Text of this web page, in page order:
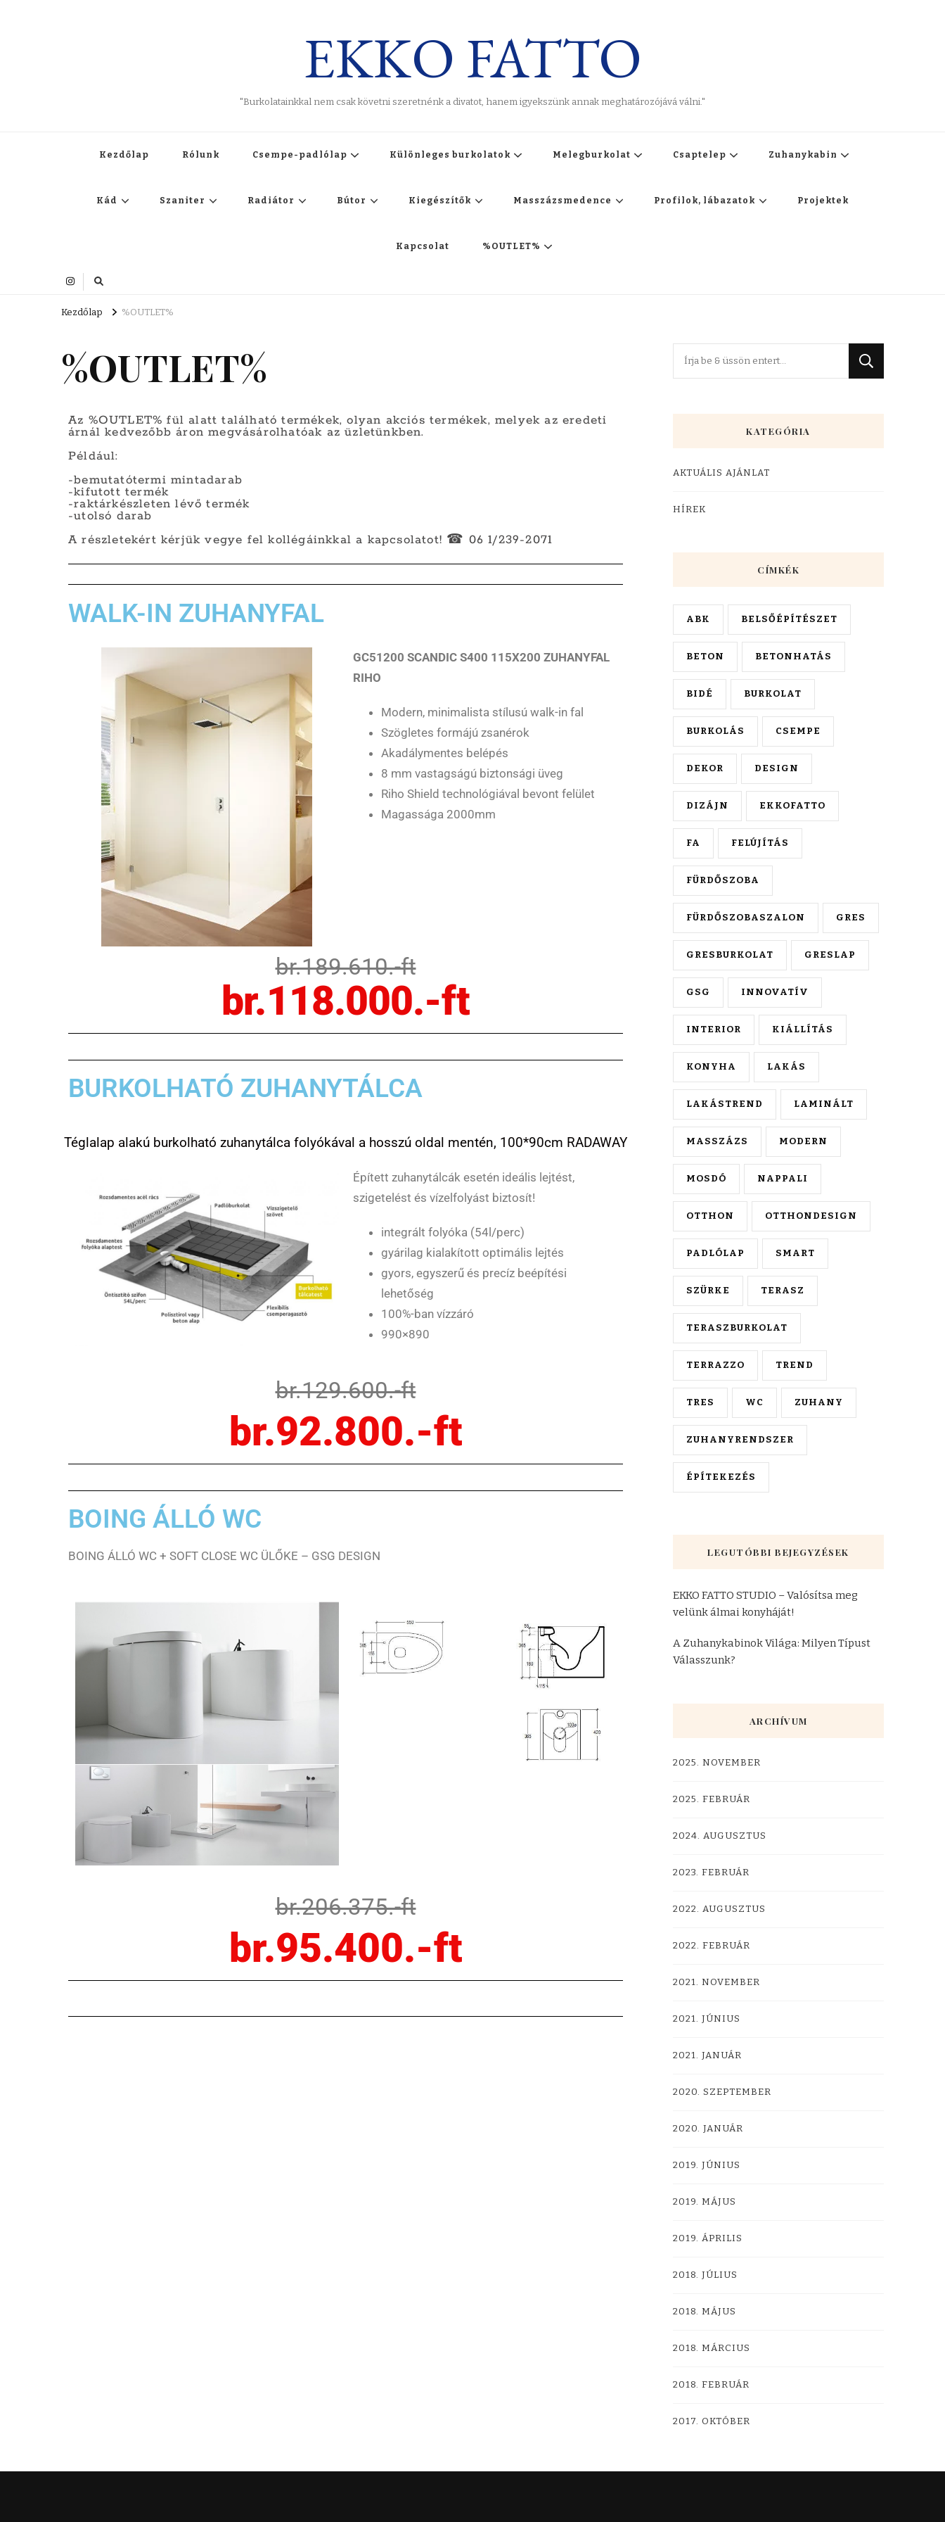
EKKO FATTO
"Burkolatainkkal nem csak követni szeretnénk a divatot, hanem igyekszünk annak meghatározójává válni."
Kezdőlap Rólunk Csempe-padlólap Különleges burkolatok Melegburkolat Csaptelep Zuhanykabin
Kád Szaniter Radiátor Bútor Kiegészítők Masszázsmedence Profilok, lábazatok Projektek
Kapcsolat %OUTLET%
Kezdőlap %OUTLET%
%OUTLET%
Az %OUTLET% fül alatt található termékek, olyan akciós termékek, melyek az eredeti
árnál kedvezőbb áron megvásárolhatóak az üzletünkben.
Például:
-bemutatótermi mintadarab
-kifutott termék
-raktárkészleten lévő termék
-utolsó darab
A részletekért kérjük vegye fel kollégáinkkal a kapcsolatot! ☎ 06 1/239-2071
WALK-IN ZUHANYFAL
GC51200 SCANDIC S400 115X200 ZUHANYFAL
RIHO
Modern, minimalista stílusú walk-in fal
Szögletes formájú zsanérok
Akadálymentes belépés
8 mm vastagságú biztonsági üveg
Riho Shield technológiával bevont felület
Magassága 2000mm
br.189.610.-ft
br.118.000.-ft
BURKOLHATÓ ZUHANYTÁLCA
Téglalap alakú burkolható zuhanytálca folyókával a hosszú oldal mentén, 100*90cm RADAWAY
Épített zuhanytálcák esetén ideális lejtést,
szigetelést és vízelfolyást biztosít!
integrált folyóka (54l/perc)
gyárilag kialakított optimális lejtés
gyors, egyszerű és precíz beépítési
lehetőség
100%-ban vízzáró
990×890
br.129.600.-ft
br.92.800.-ft
BOING ÁLLÓ WC
BOING ÁLLÓ WC + SOFT CLOSE WC ÜLŐKE – GSG DESIGN
br.206.375.-ft
br.95.400.-ft
KATEGÓRIA
AKTUÁLIS AJÁNLAT
HÍREK
CÍMKÉK
ABK BELSŐÉPÍTÉSZET
BETON BETONHATÁS
BIDÉ BURKOLAT
BURKOLÁS CSEMPE
DEKOR DESIGN
DIZÁJN EKKOFATTO
FA FELÚJÍTÁS
FÜRDŐSZOBA
FÜRDŐSZOBASZALON GRES
GRESBURKOLAT GRESLAP
GSG INNOVATÍV
INTERIOR KIÁLLÍTÁS
KONYHA LAKÁS
LAKÁSTREND LAMINÁLT
MASSZÁZS MODERN
MOSDÓ NAPPALI
OTTHON OTTHONDESIGN
PADLÓLAP SMART
SZÜRKE TERASZ
TERASZBURKOLAT
TERRAZZO TREND
TRES WC ZUHANY
ZUHANYRENDSZER
ÉPÍTEKEZÉS
LEGUTÓBBI BEJEGYZÉSEK
EKKO FATTO STUDIO – Valósítsa meg
velünk álmai konyháját!
A Zuhanykabinok Világa: Milyen Típust
Válasszunk?
ARCHÍVUM
2025. NOVEMBER
2025. FEBRUÁR
2024. AUGUSZTUS
2023. FEBRUÁR
2022. AUGUSZTUS
2022. FEBRUÁR
2021. NOVEMBER
2021. JÚNIUS
2021. JANUÁR
2020. SZEPTEMBER
2020. JANUÁR
2019. JÚNIUS
2019. MÁJUS
2019. ÁPRILIS
2018. JÚLIUS
2018. MÁJUS
2018. MÁRCIUS
2018. FEBRUÁR
2017. OKTÓBER